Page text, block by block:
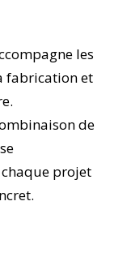
les
fabrication et
de
projet